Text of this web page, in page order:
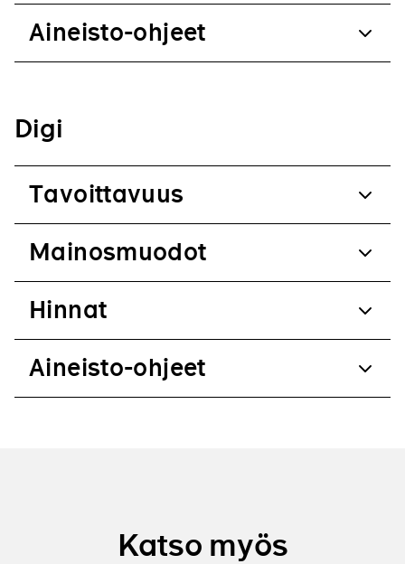
Aineisto-ohjeet
Digi
Tavoittavuus
Mainosmuodot
Hinnat
Aineisto-ohjeet
Katso myös